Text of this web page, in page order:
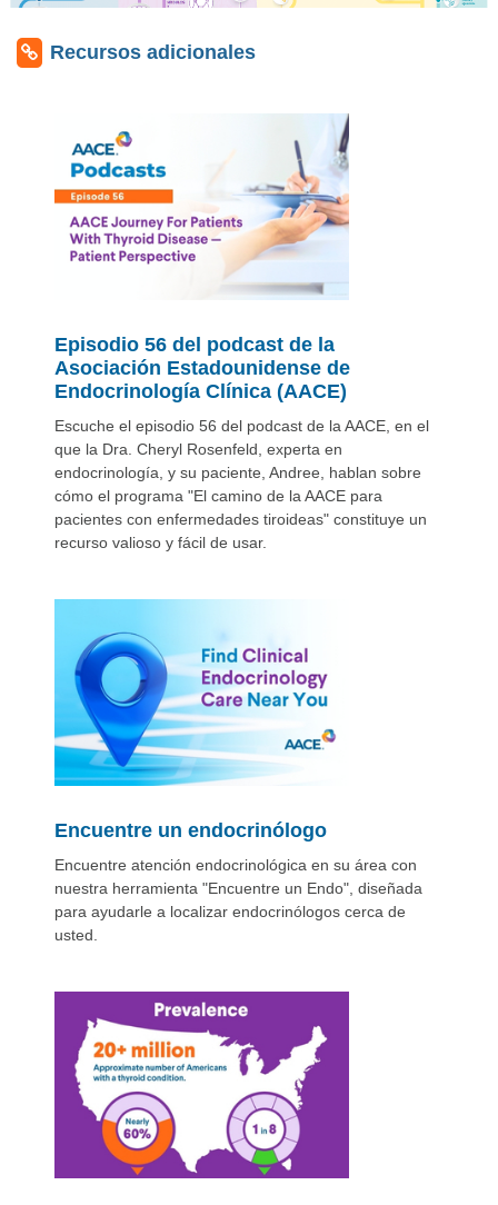
Recursos adicionales
Episodio 56 del podcast de la
Asociación Estadounidense de
Endocrinología Clínica (AACE)
Escuche el episodio 56 del podcast de la AACE, en el
que la Dra. Cheryl Rosenfeld, experta en
endocrinología, y su paciente, Andree, hablan sobre
cómo el programa "El camino de la AACE para
pacientes con enfermedades tiroideas" constituye un
recurso valioso y fácil de usar.
Encuentre un endocrinólogo
Encuentre atención endocrinológica en su área con
nuestra herramienta "Encuentre un Endo", diseñada
para ayudarle a localizar endocrinólogos cerca de
usted.